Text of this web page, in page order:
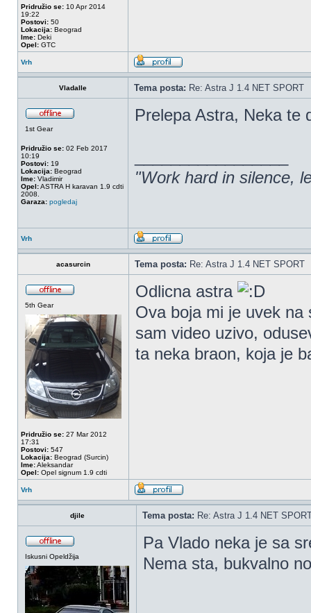
Pridružio se: 10 Apr 2014
19:22
Postovi: 50
Lokacija: Beograd
Ime: Deki
Opel: GTC
Vrh
Vladalle Tema posta: Re: Astra J 1.4 NET SPORT
1st Gear
Pridružio se: 02 Feb 2017
10:19
Postovi: 19
Lokacija: Beograd
Ime: Vladimir
Opel:ASTRA H karavan 1.9 cdti
2008.
Garaza: pogledaj
Prelepa Astra, Neka te
"Work hard in silence,
Vrh
acasurcin Tema posta: Re: Astra J 1.4 NET SPORT
5th Gear
Pridružio se: 27 Mar 2012
17:31
Postovi: 547
Lokacija: Beograd (Surcin)
Ime:Aleksandar
Opel: Opel signum 1.9 cdti
Odlicna astra
Ova boja mi je uvek na
sam video uzivo,
ta neka braon, koja je
Vrh
djile Tema posta: Re: Astra J 1.4 NET
Iskusni Opeldžija
Pa Vlado neka je sa
Nema sta, bukvalno